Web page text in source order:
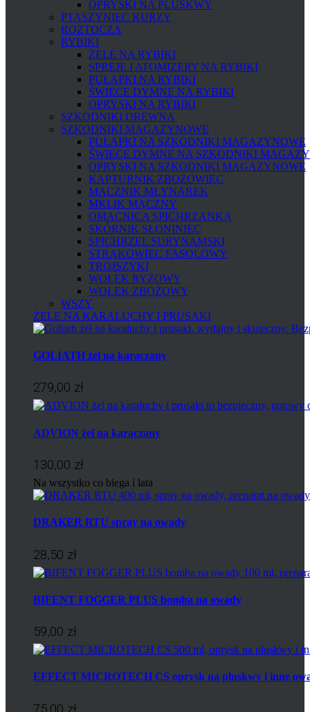
OPRYSKI NA PLUSKWY
PTASZYNIEC KURZY
ROZTOCZA
RYBIKI
ŻELE NA RYBIKI
SPREJE I ATOMIZERY NA RYBIKI
PUŁAPKI NA RYBIKI
ŚWIECE DYMNE NA RYBIKI
OPRYSKI NA RYBIKI
SZKODNIKI DREWNA
SZKODNIKI MAGAZYNOWE
PUŁAPKI NA SZKODNIKI MAGAZYNOWE
ŚWIECE DYMNE NA SZKODNIKI
OPRYSKI NA SZKODNIKI MAGAZYNOWE
KAPTURNIK ZBOŻOWIEC
MĄCZNIK MŁYNAREK
MKLIK MĄCZNY
OMACNICA SPICHRZANKA
SKÓRNIK SŁONINIEC
SPICHRZEL SURYNAMSKI
STRĄKOWIEC FASOLOWY
TROJSZYKI
WOŁEK RYŻOWY
WOŁEK ZBOŻOWY
WSZY
ŻELE NA KARALUCHY I PRUSAKI
GOLIATH żel na karaczany
279,00 zł
ADVION żel na karaczany
130,00 zł
Na wszystko co biega i lata
DRAKER RTU spray na owady
28,50 zł
BIFENT FOGGER PLUS bomba na owady
59,00 zł
EFFECT MICROTECH CS oprysk na pluskwy i inne
75,00 zł